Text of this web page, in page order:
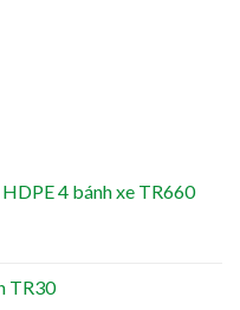
4 bánh xe TR660
TR30